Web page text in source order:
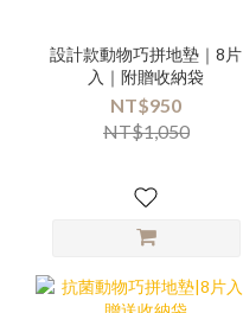
設計款動物巧拼地墊｜8片
入｜附贈收納袋
NT$950
NT$1,050